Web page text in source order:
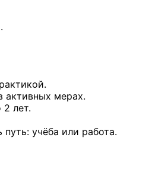
активных мерах.
лет.
учёба или работа.